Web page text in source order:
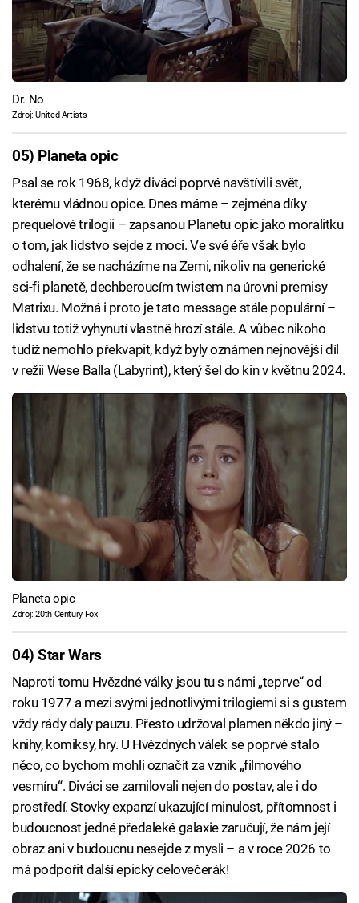
Dr. No
Zdroj: United Artists
05) Planeta opic
Psal se rok 1968, když diváci poprvé navštívili svět,
kterému vládnou opice. Dnes máme – zejména díky
prequelové trilogii – zapsanou Planetu opic jako moralitku
o tom, jak lidstvo sejde z moci. Ve své éře však bylo
odhalení, že se nacházíme na Zemi, nikoliv na generické
sci-fi planetě, dechberoucím twistem na úrovni premisy
Matrixu. Možná i proto je tato message stále populární –
lidstvu totiž vyhynutí vlastně hrozí stále. A vůbec nikoho
tudíž nemohlo překvapit, když byly oznámen nejnovější díl
v režii Wese Balla (Labyrint), který šel do kin v květnu 2024.
Planeta opic
Zdroj: 20th Century Fox
04) Star Wars
Naproti tomu Hvězdné války jsou tu s námi „teprve“ od
roku 1977 a mezi svými jednotlivými trilogiemi si s gustem
vždy rády daly pauzu. Přesto udržoval plamen někdo jiný –
knihy, komiksy, hry. U Hvězdných válek se poprvé stalo
něco, co bychom mohli označit za vznik „filmového
vesmíru“. Diváci se zamilovali nejen do postav, ale i do
prostředí. Stovky expanzí ukazující minulost, přítomnost i
budoucnost jedné předaleké galaxie zaručují, že nám její
obraz ani v budoucnu nesejde z mysli – a v roce 2026 to
má podpořit další epický celovečerák!